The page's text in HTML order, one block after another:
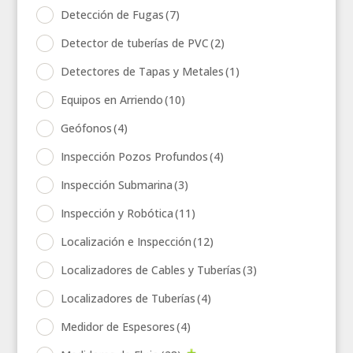
Detección de Fugas(7)
Detector de tuberías de PVC(2)
Detectores de Tapas y Metales(1)
Equipos en Arriendo(10)
Geófonos(4)
Inspección Pozos Profundos(4)
Inspección Submarina(3)
Inspección y Robótica(11)
Localización e Inspección(12)
Localizadores de Cables y Tuberías(3)
Localizadores de Tuberías(4)
Medidor de Espesores(4)